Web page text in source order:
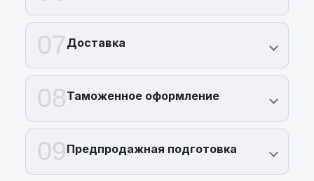
07Доставка
08Таможенное оформление
09Предпродажная подготовка